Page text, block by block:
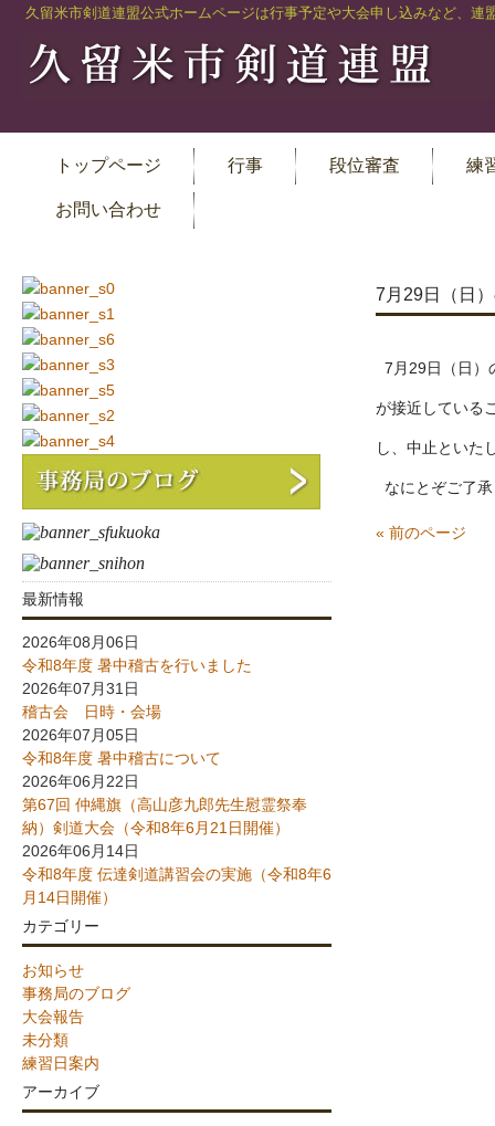
久留米市剣道連盟公式ホームページは行事予定や大会申し込みなど、
トップページ 行事 段位審査 練
お問い合わせ
7月29日（日
7月29日（日）
が接近している
し、中止といた
なにとぞご了
« 前のページ
最新情報
2026年08月06日
令和8年度 暑中稽古を行いました
2026年07月31日
稽古会 日時・会場
2026年07月05日
令和8年度 暑中稽古について
2026年06月22日
第67回 仲縄旗（高山彦九郎先生慰霊祭奉
納）剣道大会（令和8年6月21日開催）
2026年06月14日
令和8年度 伝達剣道講習会の実施（令和8年6
月14日開催）
カテゴリー
お知らせ
事務局のブログ
大会報告
未分類
練習日案内
アーカイブ